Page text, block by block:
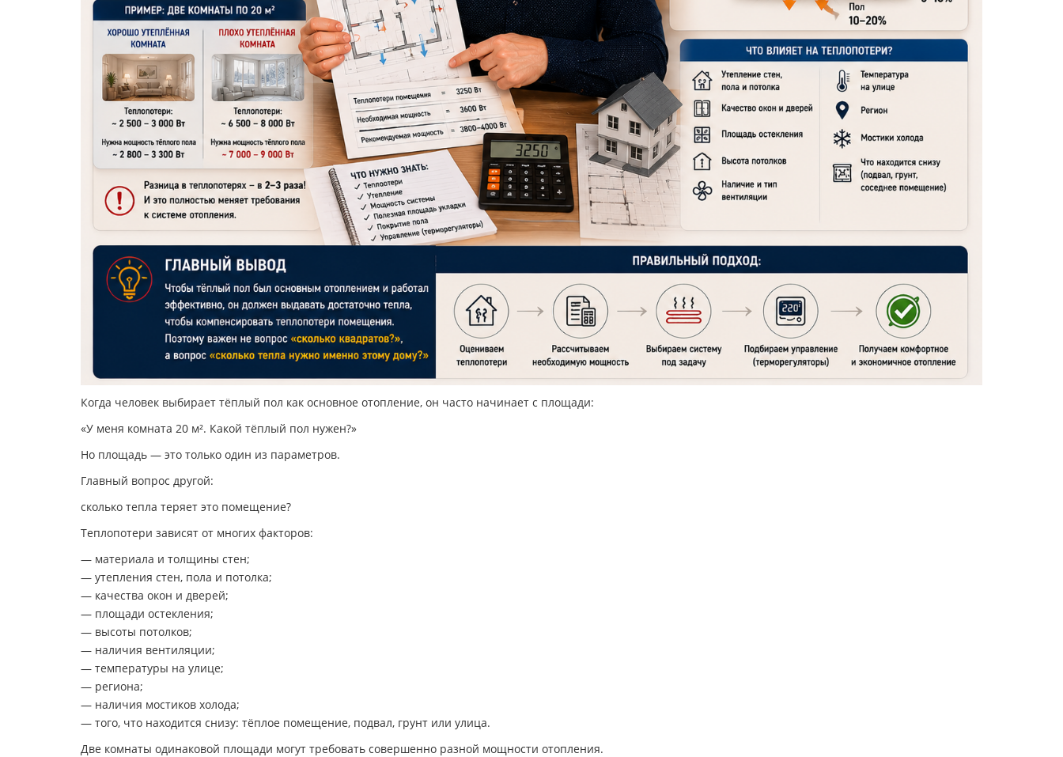
Когда человек выбирает тёплый пол как основное отопление, он часто начинает с площади:
«У меня комната 20 м². Какой тёплый пол нужен?»
Но площадь — это только один из параметров.
Главный вопрос другой:
сколько тепла теряет это помещение?
Теплопотери зависят от многих факторов:
— материала и толщины стен;
— утепления стен, пола и потолка;
— качества окон и дверей;
— площади остекления;
— высоты потолков;
— наличия вентиляции;
— температуры на улице;
— региона;
— наличия мостиков холода;
— того, что находится снизу: тёплое помещение, подвал, грунт или улица.
Две комнаты одинаковой площади могут требовать совершенно разной мощности отопления.